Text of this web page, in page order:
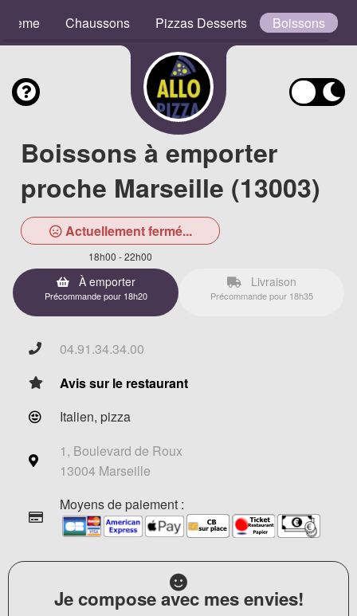
Chaussons Pizzas Desserts Boissons
Boissons à emporter
proche Marseille (13003)
Actuellement fermé...
18h00 - 22h00
À emporter
Précommande pour 18h20
Livraison
Précommande pour 18h35
04.91.34.34.00
Avis sur le restaurant
Italien, pizza
1, Boulevard de Roux
13004 Marseille
Moyens de paiement :
Je compose avec mes envies!